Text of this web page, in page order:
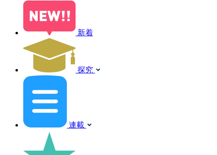
新着
探究
連載